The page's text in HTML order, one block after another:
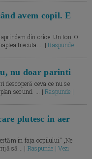
avem copil. E
din orice. Un ton. O
trecuta.... |Raspunde |
nu doar parinti
descoperă ceva ce nu se
secund. ... |Raspunde |
plutesc in aer
în fața copilului.” „Ne
să... | Raspunde | Vezi